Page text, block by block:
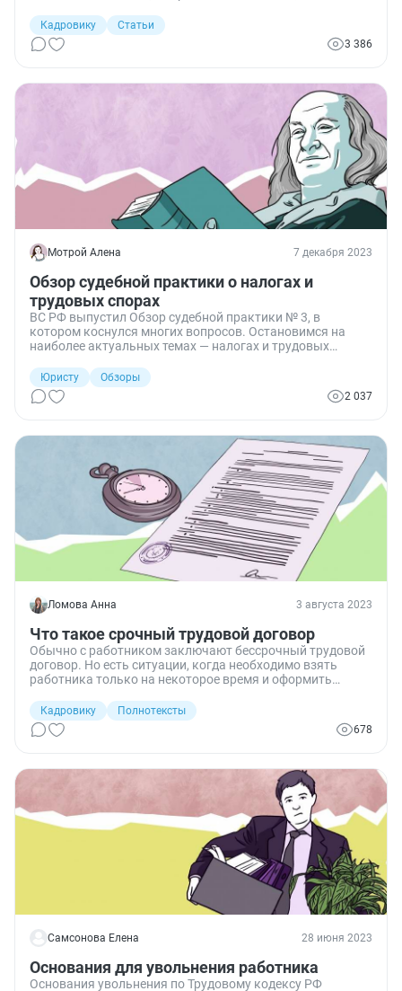
трудового договора. Рассказываю про основания для
расторжения и процедуру, чтобы вы могли избежать
возможных ошибок.
Кадровику
Статьи
3 386
Мотрой Алена 7 декабря 2023
Обзор судебной практики о налогах и
трудовых спорах
ВС РФ выпустил Обзор судебной практики № 3, в
котором коснулся многих вопросов. Остановимся на
наиболее актуальных темах — налогах и трудовых
Юристу
Обзоры
2 037
Ломова Анна 3 августа 2023
Что такое срочный трудовой договор
Обычно с работником заключают бессрочный трудовой
договор. Но есть ситуации, когда необходимо взять
работника только на некоторое время и оформить
том, когда срочный трудовой договор заключается, на
каких основаниях, на какой срок, каковы его плюсы для
работодателей и минусы — для работников.
Кадровику
Полнотексты
678
Самсонова Елена 28 июня 2023
Основания для увольнения работника
Основания увольнения по Трудовому кодексу РФ